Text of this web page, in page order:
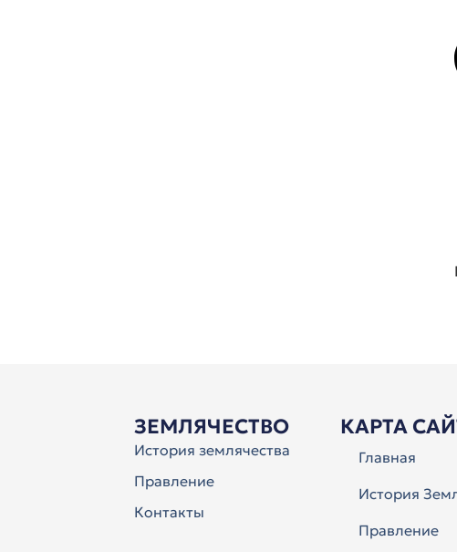
ЗЕМЛЯЧЕСТВО
История землячества
Правление
Контакты
КАРТА
Главная
История
Правление